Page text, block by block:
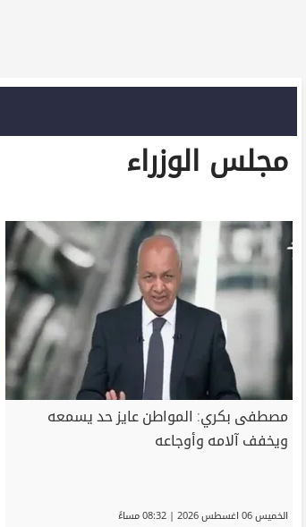
مجلس الوزراء
مصطفى بكري: المواطن عايز حد يسمعه
ويخفف آلامه وأوجاعه
الخميس 06 اغسطس 2026 | 08:32 مساءً